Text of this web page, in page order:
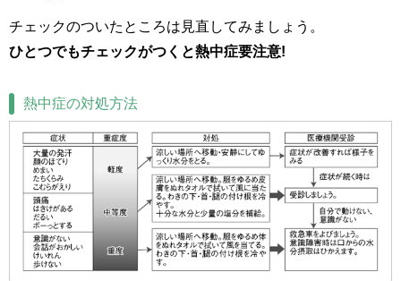
チェックのついたところは見直してみましょう。
ひとつでもチェックがつくと熱中症要注意!
熱中症の対処方法